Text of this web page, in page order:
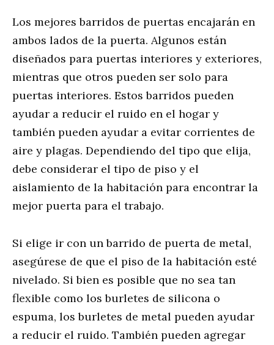
Los mejores barridos de puertas encajarán en
ambos lados de la puerta. Algunos están
diseñados para puertas interiores y exteriores,
mientras que otros pueden ser solo para
puertas interiores. Estos barridos pueden
ayudar a reducir el ruido en el hogar y
también pueden ayudar a evitar corrientes de
aire y plagas. Dependiendo del tipo que elija,
debe considerar el tipo de piso y el
aislamiento de la habitación para encontrar la
mejor puerta para el trabajo.
Si elige ir con un barrido de puerta de metal,
asegúrese de que el piso de la habitación esté
nivelado. Si bien es posible que no sea tan
flexible como los burletes de silicona o
espuma, los burletes de metal pueden ayudar
a reducir el ruido. También pueden agregar